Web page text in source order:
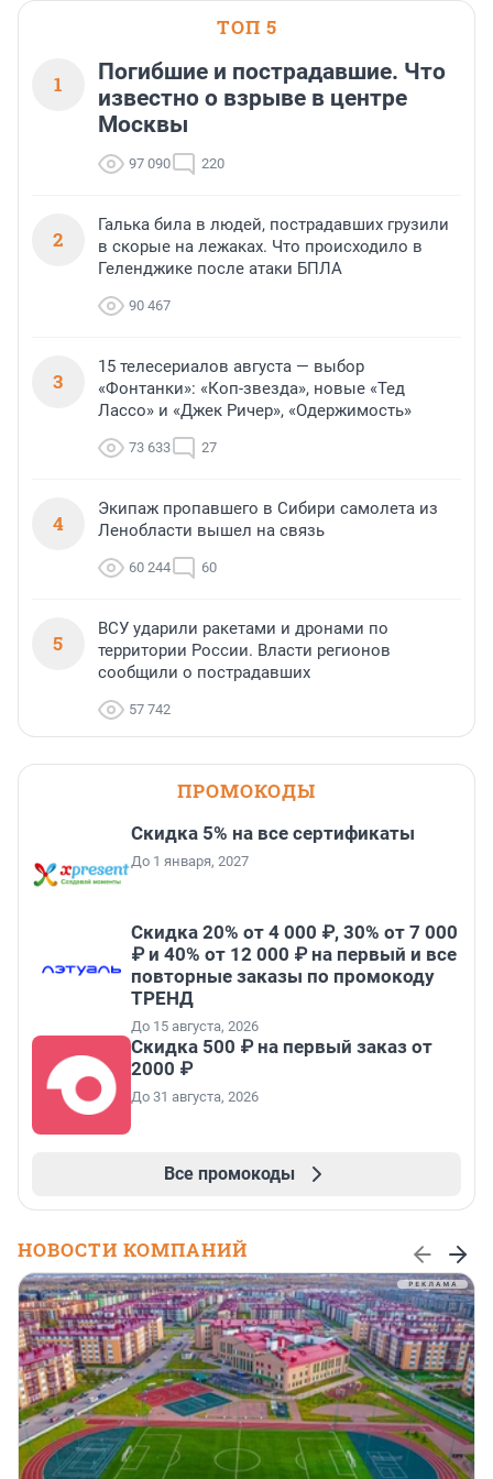
ТОП 5
1
Погибшие и пострадавшие. Что
известно о взрыве в центре
Москвы
97 090 220
2
Галька била в людей, пострадавших грузили
в скорые на лежаках. Что происходило в
Геленджике после атаки БПЛА
90 467
3
15 телесериалов августа — выбор
«Фонтанки»: «Коп-звезда», новые «Тед
Лассо» и «Джек Ричер», «Одержимость»
73 633 27
4
Экипаж пропавшего в Сибири самолета из
Ленобласти вышел на связь
60 244 60
5
ВСУ ударили ракетами и дронами по
территории России. Власти регионов
сообщили о пострадавших
57 742
ПРОМОКОДЫ
Скидка 5% на все сертификаты
До 1 января, 2027
Скидка 20% от 4 000 ₽, 30% от 7 000
₽ и 40% от 12 000 ₽ на первый и все
повторные заказы по промокоду
ТРЕНД
До 15 августа, 2026
Скидка 500 ₽ на первый заказ от
2000 ₽
До 31 августа, 2026
Все промокоды
НОВОСТИ КОМПАНИЙ